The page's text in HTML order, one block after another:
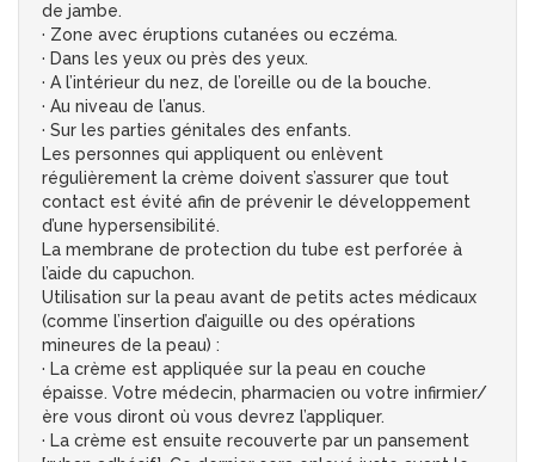
de jambe.
· Zone avec éruptions cutanées ou eczéma.
· Dans les yeux ou près des yeux.
· A l’intérieur du nez, de l’oreille ou de la bouche.
· Au niveau de l’anus.
· Sur les parties génitales des enfants.
Les personnes qui appliquent ou enlèvent
régulièrement la crème doivent s’assurer que tout
contact est évité afin de prévenir le développement
d’une hypersensibilité.
La membrane de protection du tube est perforée à
l’aide du capuchon.
Utilisation sur la peau avant de petits actes médicaux
(comme l’insertion d’aiguille ou des opérations
mineures de la peau) :
· La crème est appliquée sur la peau en couche
épaisse. Votre médecin, pharmacien ou votre infirmier/
ère vous diront où vous devrez l’appliquer.
· La crème est ensuite recouverte par un pansement